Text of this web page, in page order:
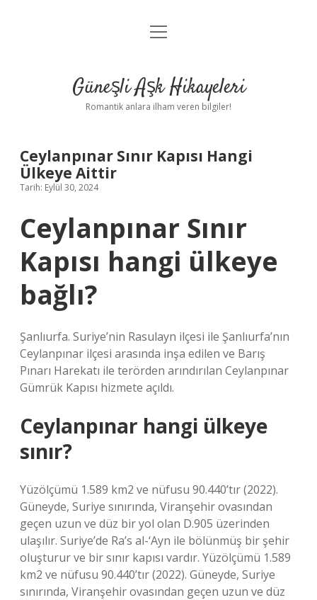
Anasayfa
Yasal Uyarı
menüyü
Güneşli Aşk Hikayeleri
Romantik anlara ilham veren bilgiler!
Ceylanpınar Sınır Kapısı Hangi
Ülkeye Aittir
Tarih: Eylül 30, 2024
Ceylanpınar Sınır
Kapısı hangi ülkeye
bağlı?
Şanlıurfa. Suriye’nin Rasulayn ilçesi ile Şanlıurfa’nın
Ceylanpınar ilçesi arasında inşa edilen ve Barış
Pınarı Harekatı ile terörden arındırılan Ceylanpınar
Gümrük Kapısı hizmete açıldı.
Ceylanpınar hangi ülkeye
sınır?
Yüzölçümü 1.589 km2 ve nüfusu 90.440’tır (2022).
Güneyde, Suriye sınırında, Viranşehir ovasından
geçen uzun ve düz bir yol olan D.905 üzerinden
ulaşılır. Suriye’de Ra’s al-‘Ayn ile bölünmüş bir şehir
oluşturur ve bir sınır kapısı vardır. Yüzölçümü 1.589
km2 ve nüfusu 90.440’tır (2022). Güneyde, Suriye
sınırında, Viranşehir ovasından geçen uzun ve düz